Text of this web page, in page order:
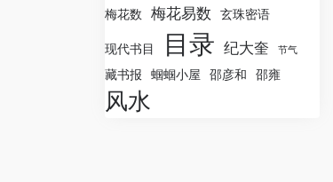
梅花数
梅花易数 玄珠密语
现代书目 目录 纪大奎 节气
藏书报 蝈蝈小屋 邵彦和 邵雍
风水